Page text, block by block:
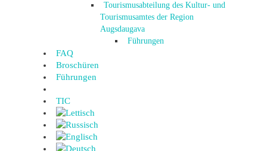
Tourismusabteilung des Kultur- und
Tourismusamtes der Region
Augsdaugava
Führungen
FAQ
Broschüren
Führungen
TIC